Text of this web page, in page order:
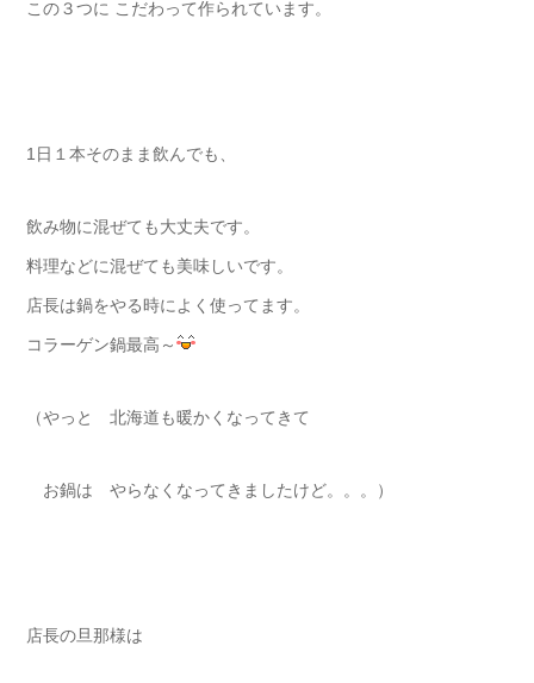
この３つに こだわって作られています。
1日１本そのまま飲んでも、
飲み物に混ぜても大丈夫です。
料理などに混ぜても美味しいです。
店長は鍋をやる時によく使ってます。
コラーゲン鍋最高～
（やっと 北海道も暖かくなってきて
お鍋は やらなくなってきましたけど。。。）
店長の旦那様は